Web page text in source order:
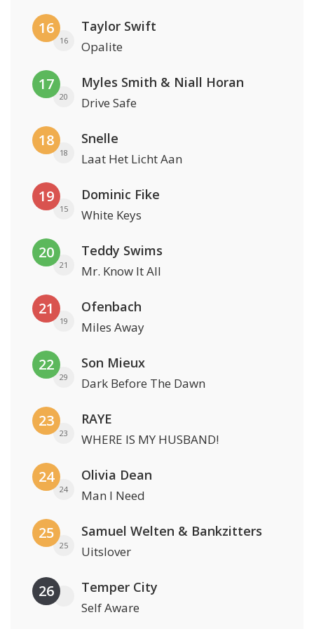
16
16
Taylor Swift
Opalite
17
20
Myles Smith & Niall Horan
Drive Safe
18
18
Snelle
Laat Het Licht Aan
19
15
Dominic Fike
White Keys
20
21
Teddy Swims
Mr. Know It All
21
19
Ofenbach
Miles Away
22
29
Son Mieux
Dark Before The Dawn
23
23
RAYE
WHERE IS MY HUSBAND!
24
24
Olivia Dean
Man I Need
25
25
Samuel Welten & Bankzitters
Uitslover
26 Temper City
Self Aware